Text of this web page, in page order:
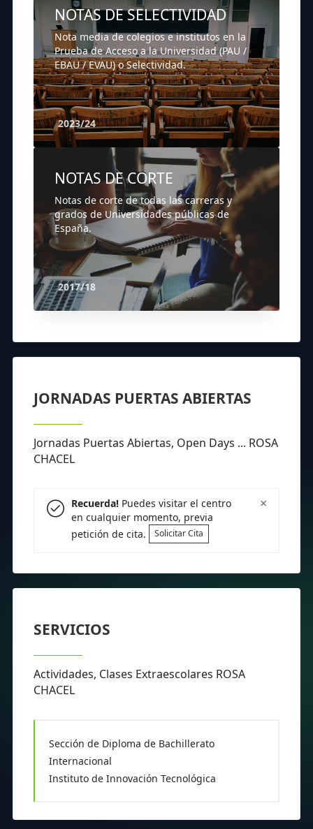
NOTAS DE SELECTIVIDAD
Nota media de colegios e institutos en la
Prueba de Acceso a la Universidad (PAU /
EBAU / EVAU) o Selectividad.
2023/24
NOTAS DE CORTE
Notas de corte de todas las carreras y
grados de Universidades públicas de
España.
2017/18
JORNADAS PUERTAS ABIERTAS
Jornadas Puertas Abiertas, Open Days ... ROSA
CHACEL
×
Recuerda!Puedes visitar el centro
en cualquier momento, previa
petición de cita.
Solicitar Cita
SERVICIOS
Actividades, Clases Extraescolares ROSA
CHACEL
Sección de Diploma de Bachillerato
Internacional
Instituto de Innovación Tecnológica